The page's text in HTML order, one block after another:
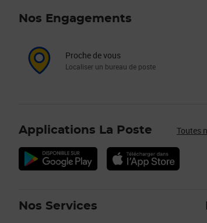
Nos Engagements
Proche de vous
Localiser un bureau de poste
Applications La Poste Toutes
Nos Services